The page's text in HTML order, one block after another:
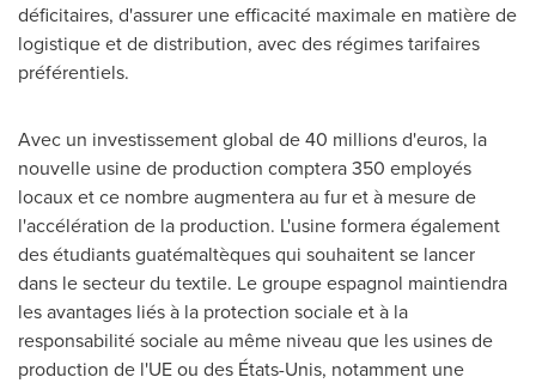
déficitaires, d'assurer une efficacité maximale en matière de
logistique et de distribution, avec des régimes tarifaires
préférentiels.
Avec un investissement global de 40 millions d'euros, la
nouvelle usine de production comptera 350 employés
locaux et ce nombre augmentera au fur et à mesure de
l'accélération de la production. L'usine formera également
des étudiants guatémaltèques qui souhaitent se lancer
dans le secteur du textile. Le groupe espagnol maintiendra
les avantages liés à la protection sociale et à la
responsabilité sociale au même niveau que les usines de
production de l'UE ou des États-Unis, notamment une